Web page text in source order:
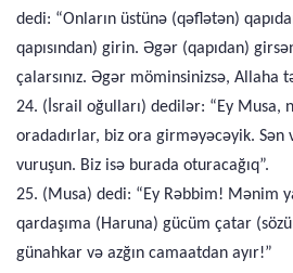
dedi: “Onların üstünə (qəflətən)
qapısından) girin. Əgər (qapıdan)
çalarsınız. Əgər möminsinizsə, Allaha
24. (İsrail oğulları) dedilər: “Ey Musa,
oradadırlar, biz ora girməyəcəyik. Sən
vuruşun. Biz isə burada oturacağıq”.
25. (Musa) dedi: “Ey Rəbbim! Mənim
qardaşıma (Haruna) gücüm çatar
günahkar və azğın camaatdan ayır!”